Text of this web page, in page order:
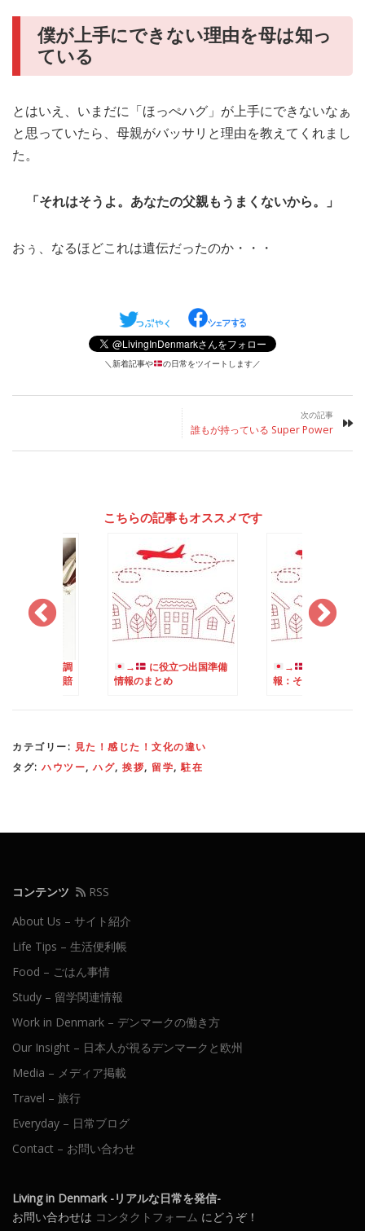
僕が上手にできない理由を母は知っ
ている
とはいえ、いまだに「ほっぺハグ」が上手にできないなぁ
と思っていたら、母親がバッサリと理由を教えてくれまし
た。
「それはそうよ。あなたの父親もうまくないから。」
おぅ、なるほどこれは遺伝だったのか・・・
＼新着記事や の日常をツイートします／
次の記事
誰もが持っている Super Power
こちらの記事もオススメです
立つ出国準備
→
準備に役立つ情
報：そのスマホ、デンマー
→
報：すぐに使える現
カテゴリー: 見た！感じた！文化の違い
タグ: ハウツー, ハグ, 挨拶, 留学,駐在
コンテンツ
RSS
About Us – サイト紹介
Life Tips – 生活便利帳
Food – ごはん事情
Study – 留学関連情報
Work in Denmark – デンマークの働き方
Our Insight – 日本人が視るデンマークと欧州
Media – メディア掲載
Travel – 旅行
Everyday – 日常ブログ
Contact – お問い合わせ
Living in Denmark -リアルな日常を発信-
お問い合わせは コンタクトフォーム にどうぞ！